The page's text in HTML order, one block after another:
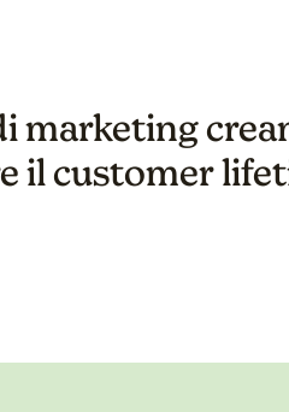
marketing
il customer